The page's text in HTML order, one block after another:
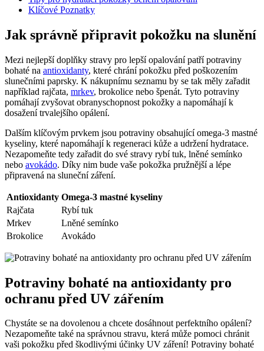
Klíčové Poznatky
Jak správně připravit pokožku na‍ slunění
Mezi nejlepší doplňky stravy‍ pro lepší opalování patří potraviny
bohaté na antioxidanty, které chrání‍ pokožku před poškozením
slunečními paprsky. K nákupnímu seznamu by se tak​ měly zařadit
například rajčata, ⁣ mrkev, brokolice nebo špenát. Tyto potraviny
pomáhají ⁤zvyšovat obranyschopnost pokožky ‍a ‌napomáhají k
⁢dosažení trvalejšího opálení.
Dalším klíčovým prvkem jsou potraviny obsahující ⁢omega-3⁣ mastné
kyseliny, které napomáhají k regeneraci kůže a udržení ⁢hydratace.
Nezapomeňte ​tedy zařadit do své stravy rybí tuk, ⁤lněné⁣ semínko ​
nebo avokádo. Díky ‍nim bude⁢ vaše pokožka pružnější a ‍lépe
připravená na sluneční záření.
Antioxidanty Omega-3 mastné ⁢kyseliny
Rajčata
Rybí‍ tuk
Mrkev
Lněné​ semínko
Brokolice
Avokádo
Potraviny bohaté na antioxidanty pro
ochranu před UV zářením
Chystáte ‍se⁢ na dovolenou a ⁢chcete dosáhnout perfektního opálení?
Nezapomeňte také na správnou ⁤stravu, ⁤která může pomoci chránit
vaši pokožku před ⁣škodlivými účinky UV‌ záření! ‍Potraviny ​bohaté